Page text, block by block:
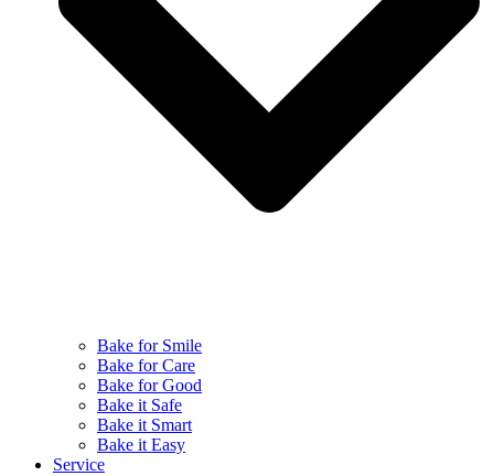
Bake for Smile
Bake for Care
Bake for Good
Bake it Safe
Bake it Smart
Bake it Easy
Service